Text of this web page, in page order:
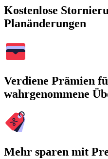
Kostenlose
Planänderungen
Verdiene Prämien
wahrgenommene
Mehr sparen mit